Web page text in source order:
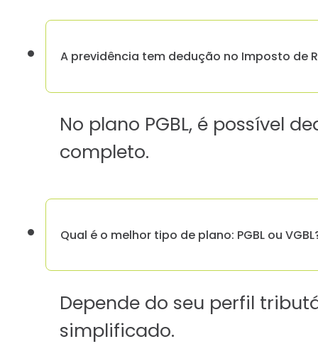
A previdência tem dedução no Imposto de
No plano PGBL, é possível
completo.
Qual é o melhor tipo de plano: PGBL ou
Depende do seu perfil
simplificado.